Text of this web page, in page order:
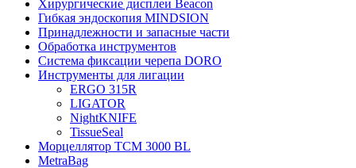
Хирургические дисплеи Beacon
Гибкая эндоскопия MINDSION
Принадлежности и запасные части
Обработка инструментов
Система фиксации черепа DORO
Инструменты для лигации
ERGO 315R
LIGATOR
NightKNIFE
TissueSeal
Морцеллятор ТСМ 3000 BL
MetraBag